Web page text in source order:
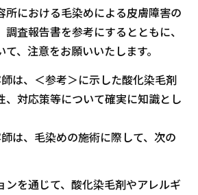
所における毛染めによる皮膚障害の
査報告書を参考にするとともに、
、注意をお願いいたします。
は、＜参考＞に示した酸化染毛剤
、対応策等について確実に知識とし
は、毛染めの施術に際して、次の
ンを通じて、酸化染毛剤やアレルギ